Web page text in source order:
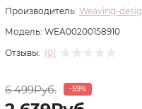
Производитель: Weaving-
Модель: WEA00200158910
Отзывы: (0)
6 499Руб. -59%